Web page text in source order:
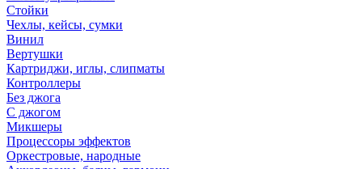
Стойки
Чехлы, кейсы, сумки
Винил
Вертушки
Картриджи, иглы, слипматы
Контроллеры
Без джога
С джогом
Микшеры
Процессоры эффектов
Оркестровые, народные